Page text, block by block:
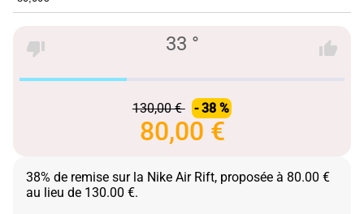
33 °
130,00 € - 38 %
80,00 €
38% de remise sur la Nike Air Rift, proposée à 80.00 €
au lieu de 130.00 €.